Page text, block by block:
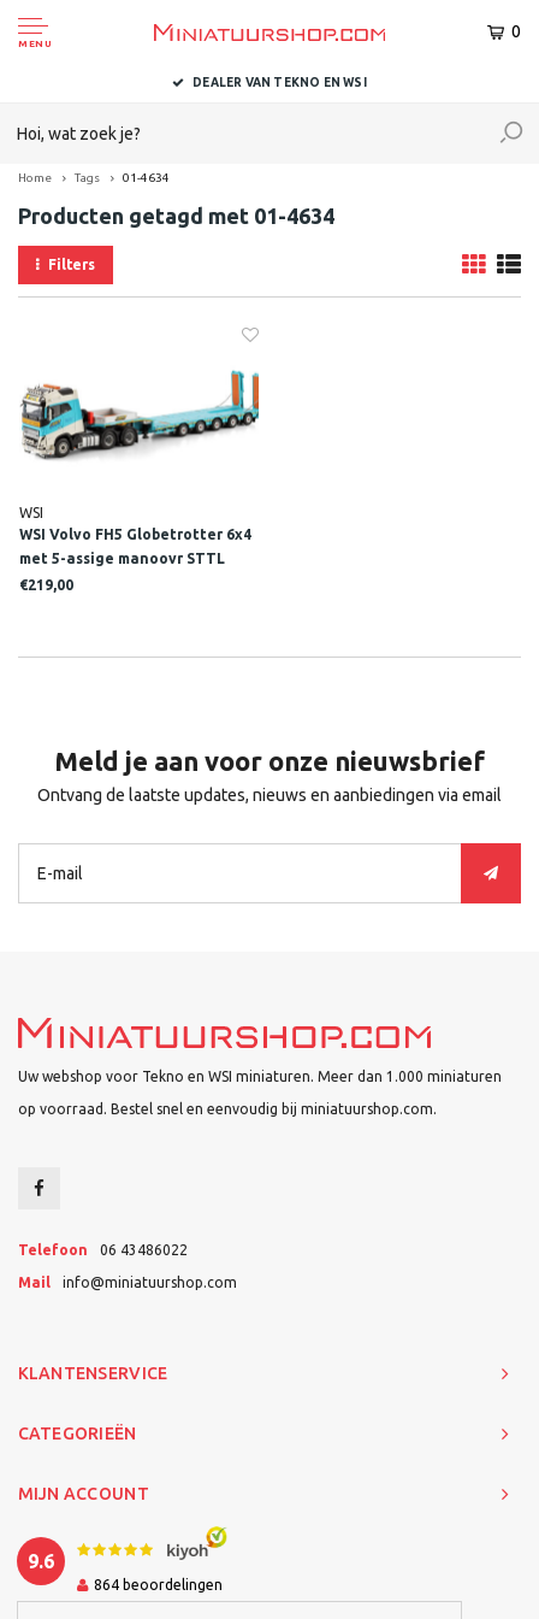
MENU
0
DEALER VAN TEKNO EN WSI
Home Tags 01-4634
Producten getagd met 01-4634
Filters
WSI
WSI Volvo FH5 Globetrotter 6x4
met 5-assige manoovr STTL
€219,00
Meld je aan voor onze nieuwsbrief
Ontvang de laatste updates, nieuws en aanbiedingen via email
Uw webshop voor Tekno en WSI miniaturen. Meer dan 1.000 miniaturen
op voorraad. Bestel snel en eenvoudig bij miniatuurshop.com.
Telefoon 06 43486022
Mail info@miniatuurshop.com
KLANTENSERVICE
CATEGORIEËN
MIJN ACCOUNT
9.6
864 beoordelingen